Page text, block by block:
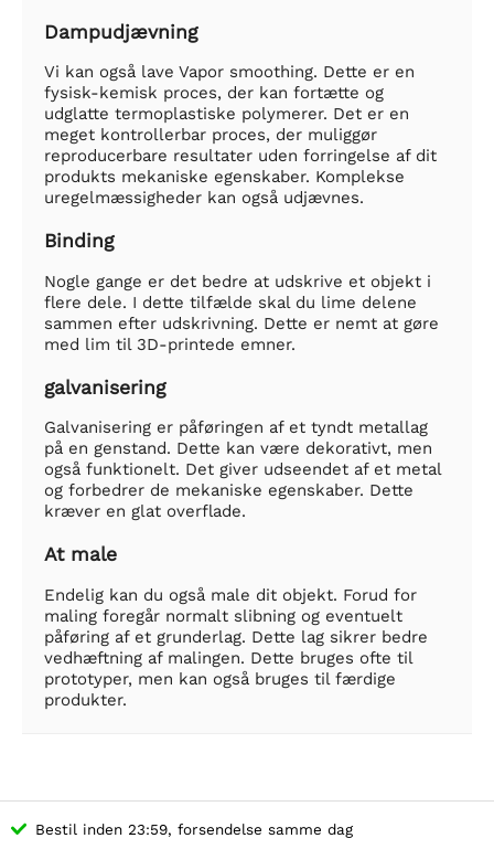
Dampudjævning
Vi kan også lave Vapor smoothing. Dette er en
fysisk-kemisk proces, der kan fortætte og
udglatte termoplastiske polymerer. Det er en
meget kontrollerbar proces, der muliggør
reproducerbare resultater uden forringelse af dit
produkts mekaniske egenskaber. Komplekse
uregelmæssigheder kan også udjævnes.
Binding
Nogle gange er det bedre at udskrive et objekt i
flere dele. I dette tilfælde skal du lime delene
sammen efter udskrivning. Dette er nemt at gøre
med lim til 3D-printede emner.
galvanisering
Galvanisering er påføringen af et tyndt metallag
på en genstand. Dette kan være dekorativt, men
også funktionelt. Det giver udseendet af et metal
og forbedrer de mekaniske egenskaber. Dette
kræver en glat overflade.
At male
Endelig kan du også male dit objekt. Forud for
maling foregår normalt slibning og eventuelt
påføring af et grunderlag. Dette lag sikrer bedre
vedhæftning af malingen. Dette bruges ofte til
prototyper, men kan også bruges til færdige
produkter.
Bestil inden 23:59, forsendelse samme dag